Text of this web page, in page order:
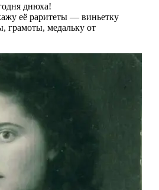
днюха!
её раритеты — виньетку
грамоты, медальку от